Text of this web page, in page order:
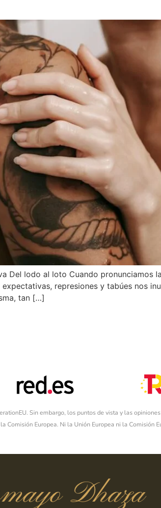
Del lodo al loto Cuando pronunciamos
represiones y tabúes nos
tan […]
Sin embargo, los puntos de vista y las
Comisión Europea. Ni la Unión Europea ni la Comisión